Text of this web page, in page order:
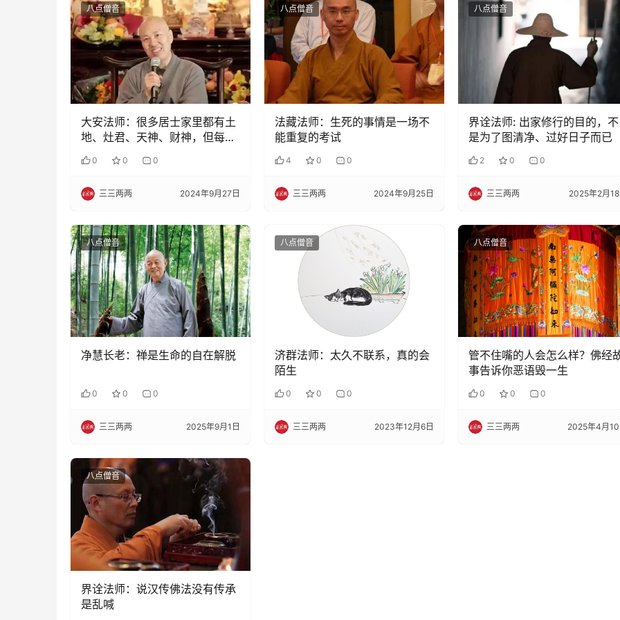
八点僧音
大安法师：很多居士家里都有土
地、灶君、天神、财神，但每逢
0 0 0
三三两两 2024年9月27日
八点僧音
法藏法师：生死的事情是一场不
能重复的考试
4 0 0
三三两两 2024年9月25日
八点僧音
界诠法师: 出家修行的目的，不
是为了图清净、过好日子而已
2 0 0
三三两两 2025年2月
八点僧音
净慧长老：禅是生命的自在解脱
0 0 0
三三两两 2025年9月1日
八点僧音
济群法师：太久不联系，真的会
陌生
0 0 0
三三两两 2023年12月6日
八点僧音
管不住嘴的人会怎么样？佛经
事告诉你恶语毁一生
0 0 0
三三两两 2025年4月
八点僧音
界诠法师：说汉传佛法没有传承
是乱喊